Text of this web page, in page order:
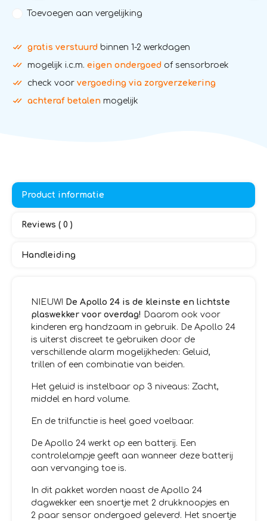
Toevoegen aan vergelijking
gratis verstuurd binnen 1-2 werkdagen
mogelijk i.c.m. eigen ondergoed of sensorbroek
check voor vergoeding via zorgverzekering
achteraf betalen mogelijk
Product informatie
Reviews ( 0 )
Handleiding
NIEUW! De Apollo 24 is de kleinste en lichtste
plaswekker voor overdag! Daarom ook voor
kinderen erg handzaam in gebruik. De Apollo 24
is uiterst discreet te gebruiken door de
verschillende alarm mogelijkheden: Geluid,
trillen of een combinatie van beiden.
Het geluid is instelbaar op 3 niveaus: Zacht,
middel en hard volume.
En de trilfunctie is heel goed voelbaar.
De Apollo 24 werkt op een batterij. Een
controlelampje geeft aan wanneer deze batterij
aan vervanging toe is.
In dit pakket worden naast de Apollo 24
dagwekker een snoertje met 2 drukknoopjes en
2 paar sensor ondergoed geleverd. Het snoertje